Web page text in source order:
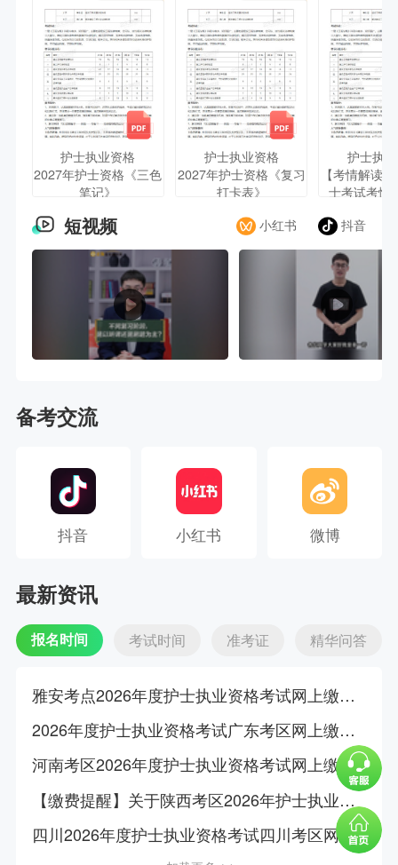
护士执业资格
2027年护士资格《三色
笔记》
护士执业资格
2027年护士资格《复习
打卡表》
护士执
【考情解读
士考试考情
短视频 抖音
小红书
备考交流
抖音 小红书 微博
最新资讯
报名时间 考试时间 准考证 精华问答
雅安考点2026年度护士执业资格考试网上缴费温馨提醒
2026年度护士执业资格考试广东考区网上缴费温馨提示
河南考区2026年度护士执业资格考试网上缴费温馨提醒
【缴费提醒】关于陕西考区2026年护士执业资格考试网上缴费公告
四川2026年度护士执业资格考试四川考区网上缴费温馨提醒